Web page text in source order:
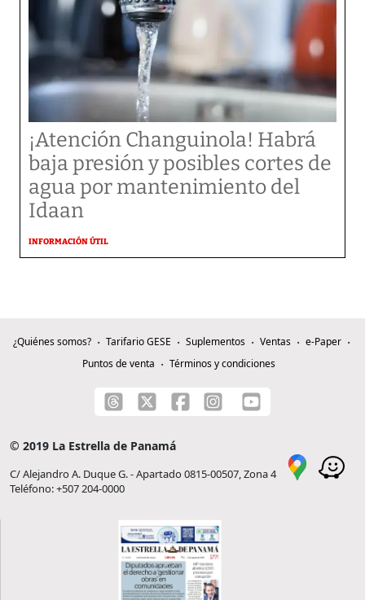
¡Atención Changuinola! Habrá
baja presión y posibles cortes de
agua por mantenimiento del
Idaan
INFORMACIÓN ÚTIL
¿Quiénes somos? Tarifario GESE Suplementos Ventas
e-Paper
Puntos de venta
Términos y condiciones
© 2019 La Estrella de Panamá
C/ Alejandro A. Duque G. - Apartado 0815-00507, Zona 4
Teléfono: +507 204-0000